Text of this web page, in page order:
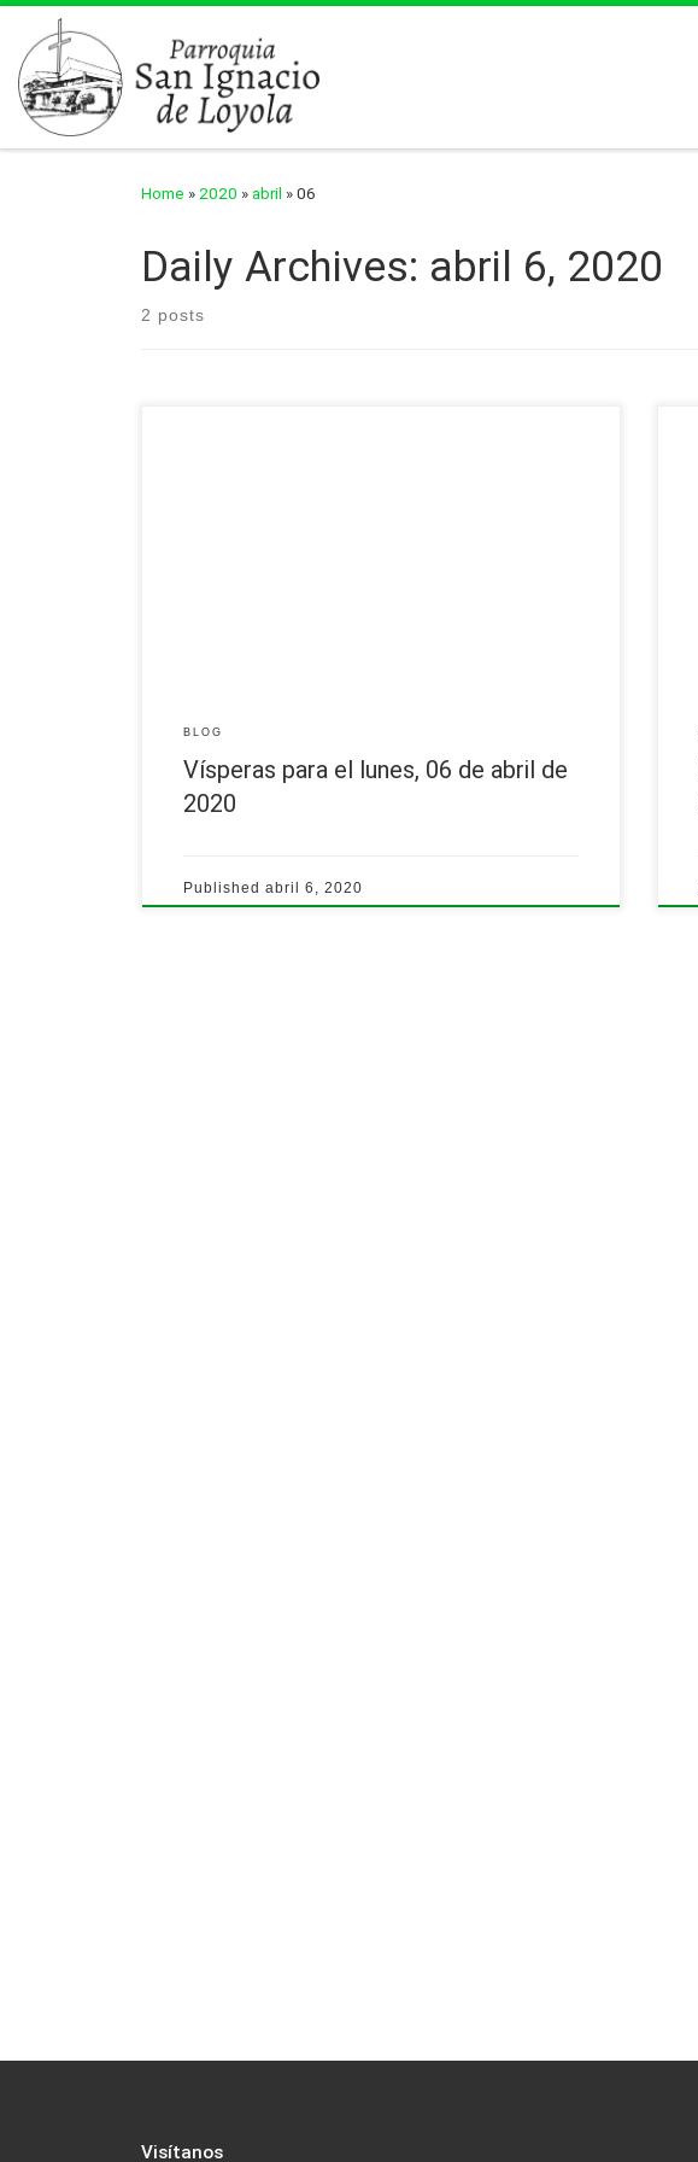
Skip to content
Home » 2020 » abril » 06
Daily Archives: abril 6, 2020
2 posts
BLOG
Vísperas para el lunes, 06 de abril de
2020
Published abril 6, 2020
Visítanos